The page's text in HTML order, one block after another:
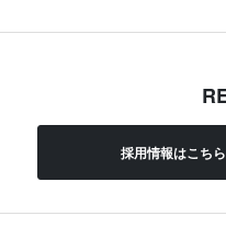
採用情報はこち